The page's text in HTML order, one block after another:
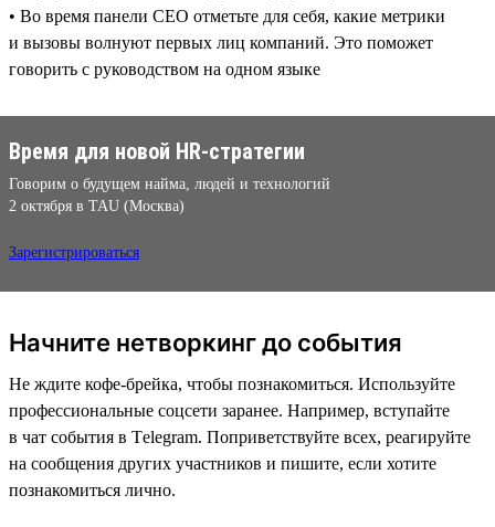
• Во время панели CEO отметьте для себя, какие метрики
и вызовы волнуют первых лиц компаний. Это поможет
говорить с руководством на одном языке
Время для новой HR-стратегии
Говорим о будущем найма, людей и технологий
2 октября в TAU (Москва)
Зарегистрироваться
Начните нетворкинг до события
Не ждите кофе-брейка, чтобы познакомиться. Используйте
профессиональные соцсети заранее. Например, вступайте
в чат события в Тelegram. Поприветствуйте всех, реагируйте
на сообщения других участников и пишите, если хотите
познакомиться лично.